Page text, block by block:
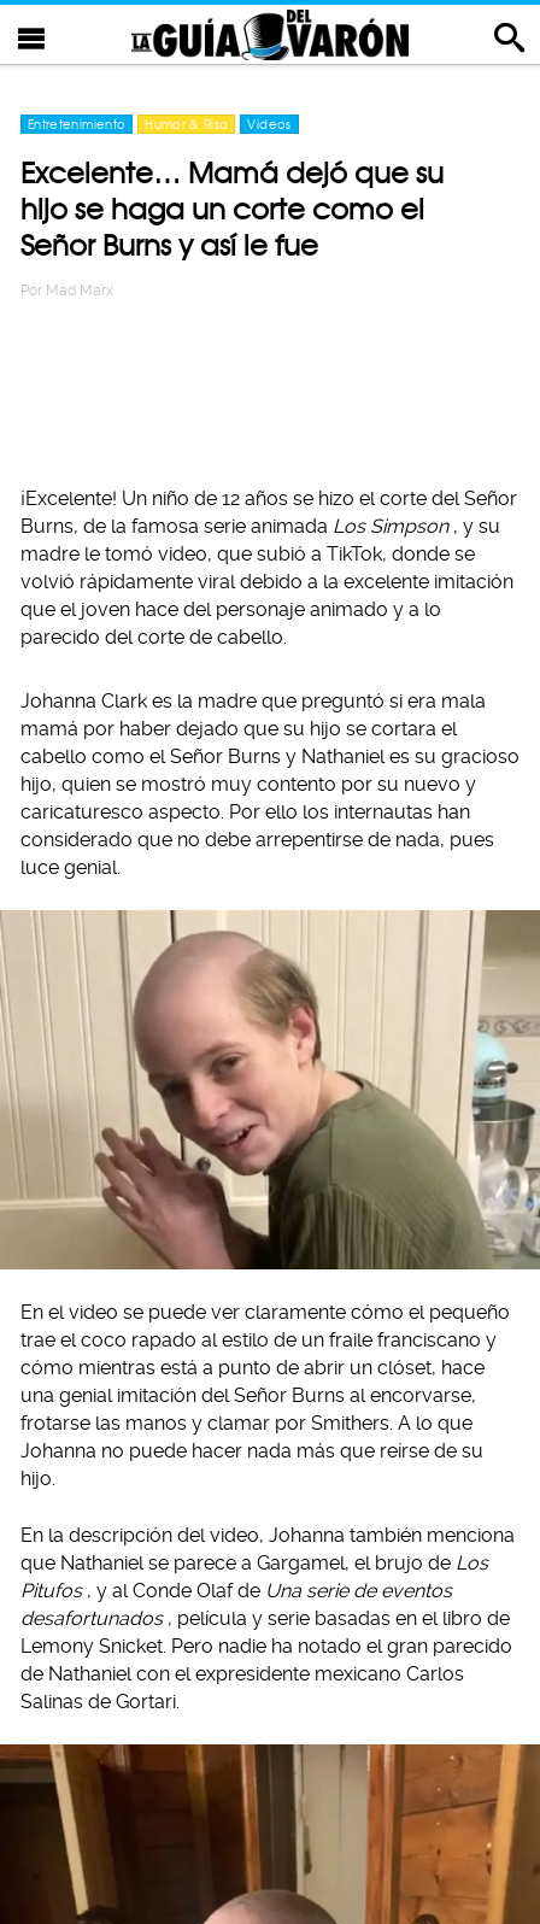
Entretenimiento Humor & Risa Videos
Excelente… Mamá dejó que su
hijo se haga un corte como el
Señor Burns y así le fue
Por Mad Marx
¡Excelente! Un niño de 12 años se hizo el corte del Señor
Burns, de la famosa serie animada Los Simpson , y su
madre le tomó video, que subió a TikTok, donde se
volvió rápidamente viral debido a la excelente imitación
que el joven hace del personaje animado y a lo
parecido del corte de cabello.
Johanna Clark es la madre que preguntó si era mala
mamá por haber dejado que su hijo se cortara el
cabello como el Señor Burns y Nathaniel es su gracioso
hijo, quien se mostró muy contento por su nuevo y
caricaturesco aspecto. Por ello los internautas han
considerado que no debe arrepentirse de nada, pues
luce genial.
En el video se puede ver claramente cómo el pequeño
trae el coco rapado al estilo de un fraile franciscano y
cómo mientras está a punto de abrir un clóset, hace
una genial imitación del Señor Burns al encorvarse,
frotarse las manos y clamar por Smithers. A lo que
Johanna no puede hacer nada más que reírse de su
hijo.
En la descripción del video, Johanna también menciona
que Nathaniel se parece a Gargamel, el brujo de Los
Pitufos , y al Conde Olaf de Una serie de eventos
desafortunados , película y serie basadas en el libro de
Lemony Snicket. Pero nadie ha notado el gran parecido
de Nathaniel con el expresidente mexicano Carlos
Salinas de Gortari.